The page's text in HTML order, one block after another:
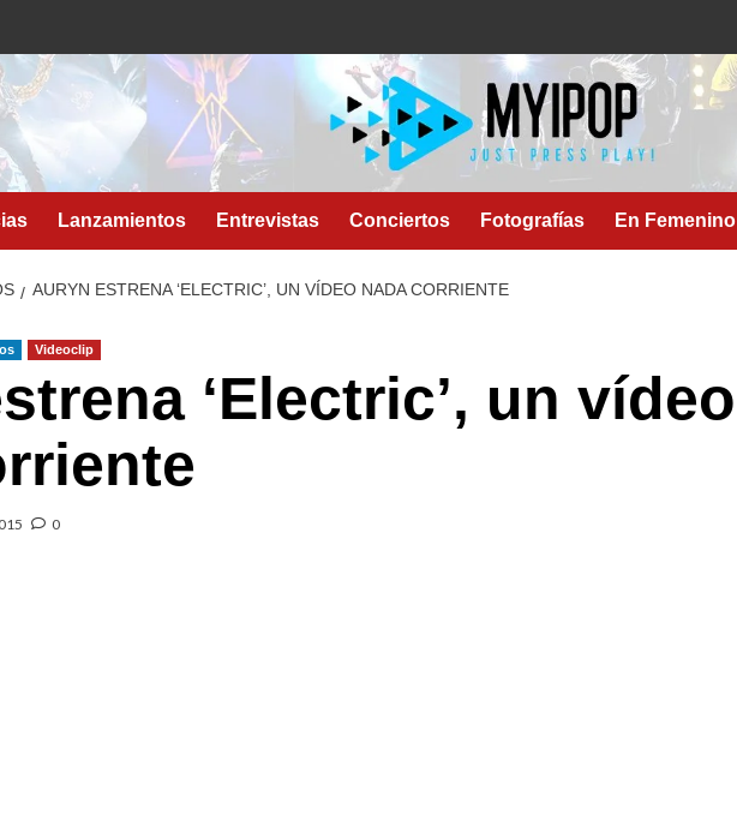
Lanzamientos Entrevistas Conciertos Fotografías En Femenino
AURYN ESTRENA ‘ELECTRIC’, UN VÍDEO NADA CORRIENTE
Videoclip
‘Electric’, un vídeo
0